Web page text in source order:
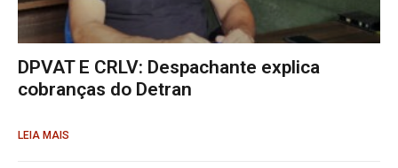
DPVAT E CRLV: Despachante explica
cobranças do Detran
LEIA MAIS